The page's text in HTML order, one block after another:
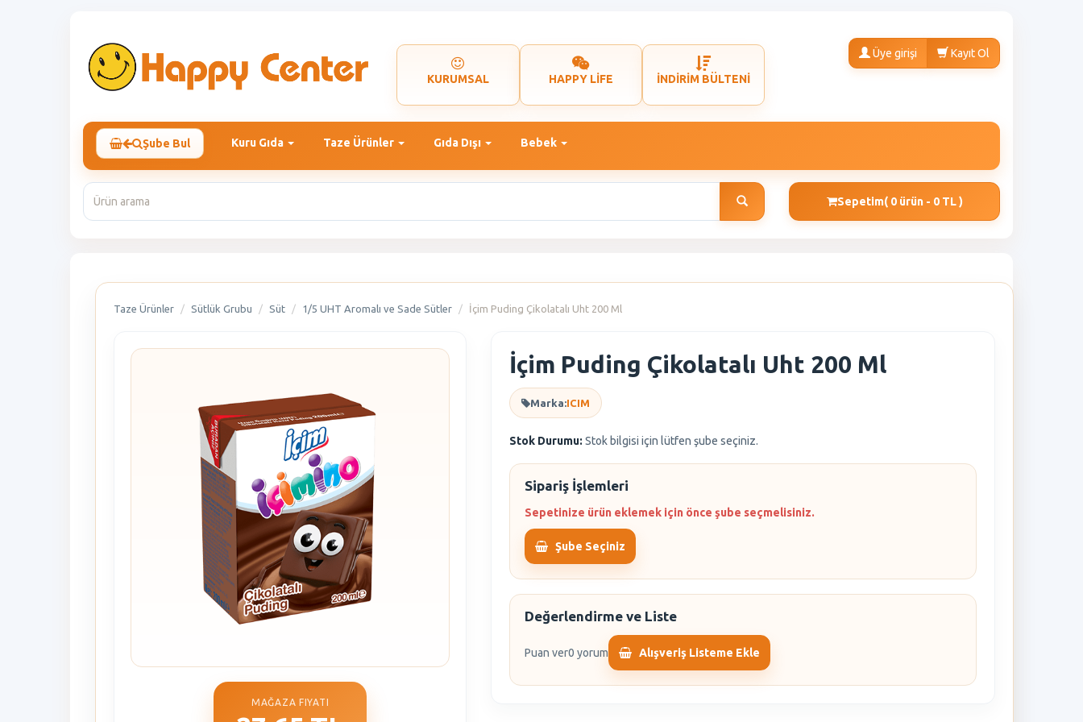
KURUMSAL HAPPY LİFE İNDİRİM BÜLTENİ
Üye girişi Kayıt Ol
Şube Bul Kuru Gıda Taze Ürünler Gıda Dışı Bebek
Sepetim( 0 ürün - 0 TL )
Taze Ürünler Sütlük Grubu Süt 1/5 UHT Aromalı ve Sade Sütler İçim Puding Çikolatalı Uht 200 Ml
MAĞAZA FIYATI
İçim Puding Çikolatalı Uht 200 Ml
Marka:ICIM
Stok Durumu: Stok bilgisi için lütfen şube seçiniz.
Sipariş İşlemleri
Sepetinize ürün eklemek için önce şube seçmelisiniz.
Şube Seçiniz
Değerlendirme ve Liste
Puan ver0 yorum Alışveriş Listeme Ekle